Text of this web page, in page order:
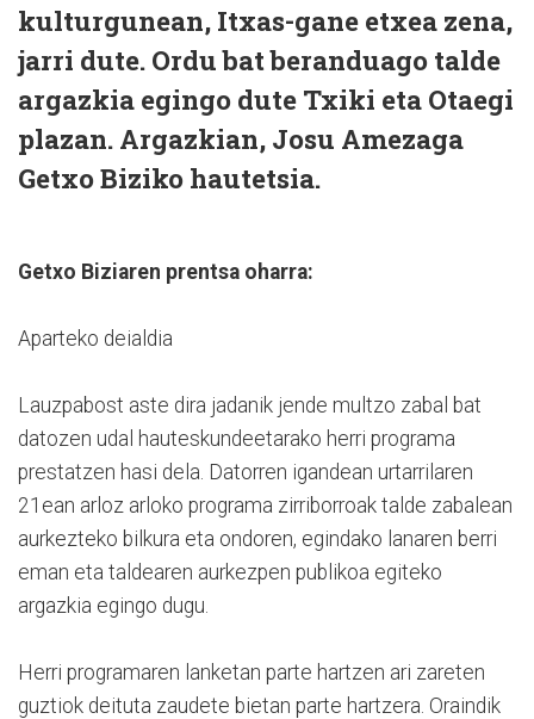
kulturgunean, Itxas-gane etxea zena,
jarri dute. Ordu bat beranduago talde
argazkia egingo dute Txiki eta Otaegi
plazan. Argazkian, Josu Amezaga
Getxo Biziko hautetsia.
Getxo Biziaren prentsa oharra:
Aparteko deialdia
Lauzpabost aste dira jadanik jende multzo zabal bat
datozen udal hauteskundeetarako herri programa
prestatzen hasi dela. Datorren igandean urtarrilaren
21ean arloz arloko programa zirriborroak talde zabalean
aurkezteko bilkura eta ondoren, egindako lanaren berri
eman eta taldearen aurkezpen publikoa egiteko
argazkia egingo dugu.
Herri programaren lanketan parte hartzen ari zareten
guztiok deituta zaudete bietan parte hartzera. Oraindik